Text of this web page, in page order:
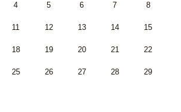
4 5 6 7 8
11 12 13 14 15
18 19 20 21 22
25 26 27 28 29